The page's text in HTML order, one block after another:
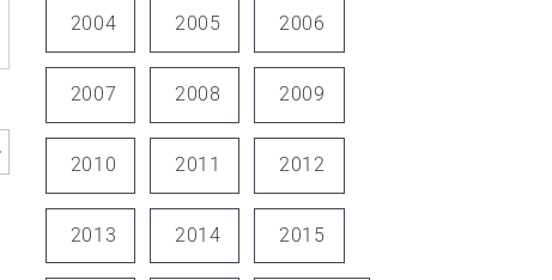
2004 2005 2006
2007 2008 2009
2010 2011 2012
2013 2014 2015